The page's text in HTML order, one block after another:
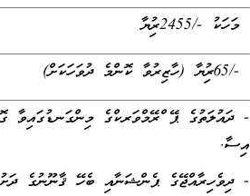
މަހަކު -/2455ރުފިޔާ
-/65ރުފިޔާ (ހާޒިރުވާ ކޮންމެ ދުވަހަކަށް)
- ދައުލަތުގެ ޕޭ ފްރޭމްވަރކްގެ މިންގަނޑުގައިވާ
ފައިސާ.
- ދިވެހިރާއްޖޭގެ ޕެންޝަނާއި ބެހޭ ޤާނޫނުގެ